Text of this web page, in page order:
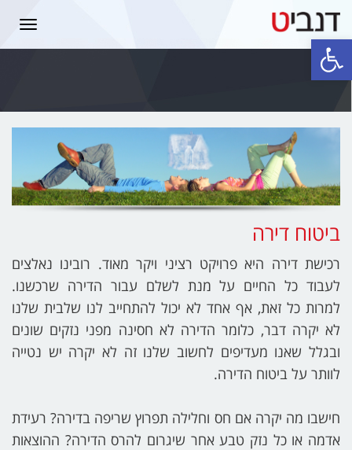
פתח סרגל נגישות
ביטוח דירה
רכישת דירה היא פרויקט רציני ויקר מאוד. רובינו נאלצים
לעבוד כל החיים על מנת לשלם עבור הדירה שרכשנו.
למרות כל זאת, אף אחד לא יכול להתחייב לנו שלבית שלנו
לא יקרה דבר, כלומר הדירה לא חסינה מפני נזקים שונים
ובגלל שאנו מעדיפים לחשוב שלנו זה לא יקרה יש נטייה
לוותר על ביטוח הדירה.
חישבו מה יקרה אם חס וחלילה תפרוץ שריפה בדירה? רעידת
אדמה או כל נזק טבע אחר שיגרום להרס הדירה? ההוצאות